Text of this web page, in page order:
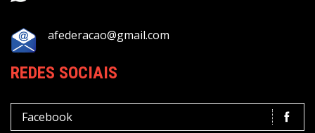
afederacao@gmail.com
REDES SOCIAIS
Facebook